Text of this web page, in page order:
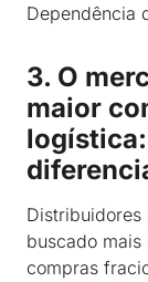
Dependência
3. O
maior
Distribuidores
buscado
compras